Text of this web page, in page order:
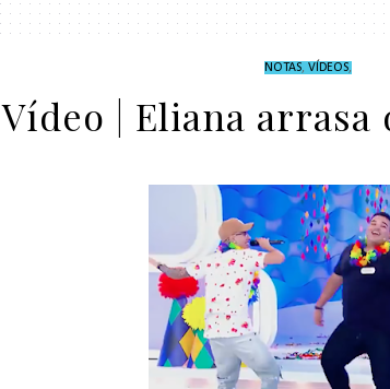
NOTAS, VÍDEOS,
Vídeo | Eliana arrasa